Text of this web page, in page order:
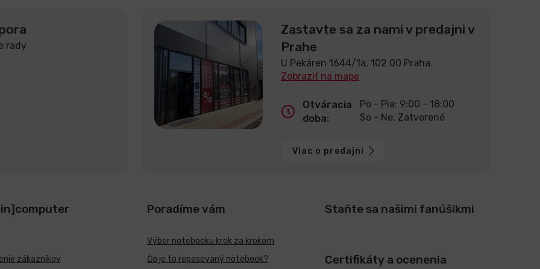
rady
Zastavte sa za nami v predajni v
Prahe
U Pekáren 1644/1a, 102 00 Praha.
Zobraziť na mape
Otváracia
doba:
Po - Pia: 9:00 - 18:00
So - Ne: Zatvorené
Viac o predajni
zákazníkov
Poradíme vám
Výber notebooku krok za krokom
Čo je to repasovaný notebook?
Staňte sa našimi fanúšikmi
Certifikáty a ocenenia